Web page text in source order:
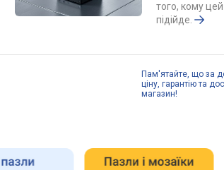
того, кому цей
підійде.
Пам'ятайте, що за
ціну, гарантію та
магазин!